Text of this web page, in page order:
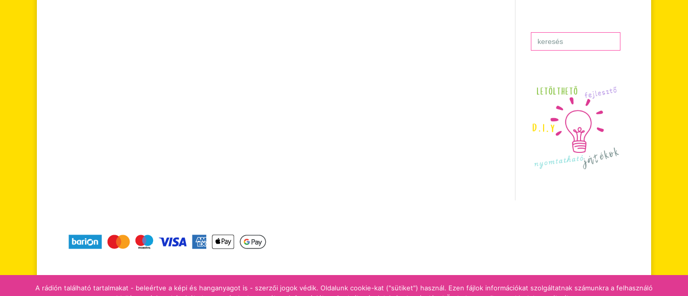
Search
for:
tájékoztatók adomány/támogatás
A rádión található tartalmakat - beleértve a képi és hanganyagot is - szerzői jogok védik. Oldalunk cookie-kat ("sütiket") használ. Ezen fájlok információkat szolgáltatnak számunkra a felhasználó